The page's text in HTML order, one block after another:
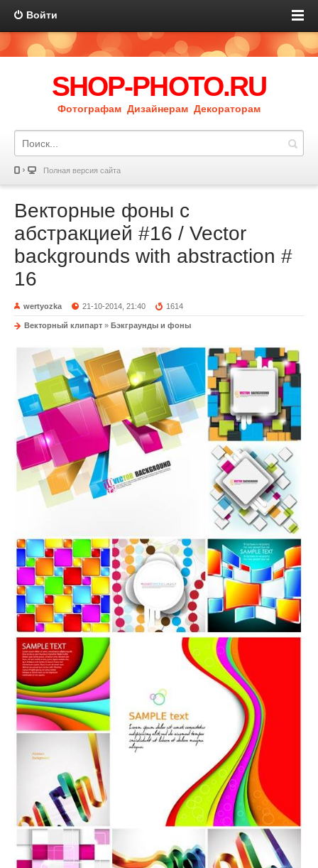
Войти
SHOP-PHOTO.RU
Фотографам Дизайнерам Декораторам
Полная версия сайта
Векторные фоны с
абстракцией #16 / Vector
backgrounds with abstraction #
16
wertyozka 21-10-2014, 21:40 1614
Векторный клипарт » Бэкграунды и фоны